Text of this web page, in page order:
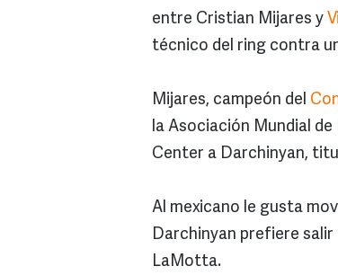
entre Cristian Mijares y
técnico del ring contra
Mijares, campeón del
la Asociación Mundial
Center a Darchinyan,
Al mexicano le gusta
Darchinyan prefiere
LaMotta.